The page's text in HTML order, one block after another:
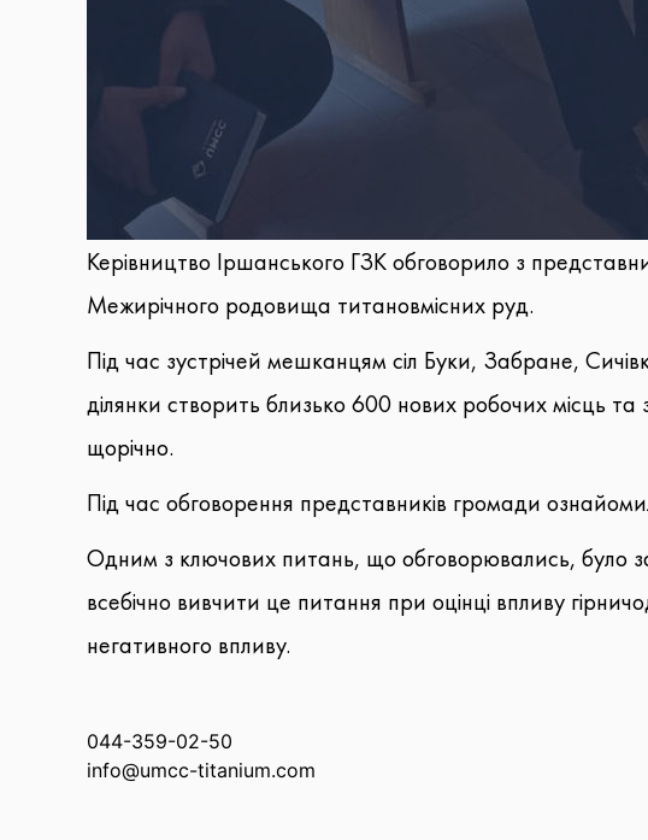
Керівництво Іршанського ГЗК обговорило з
Межирічного родовища титановмісних руд.
Під час зустрічей мешканцям сіл Буки, Забране,
ділянки створить близько 600 нових робочих місць
щорічно.
Під час обговорення представників громади
Одним з ключових питань, що обговорювались, було
всебічно вивчити це питання при оцінці впливу
негативного впливу.
044-359-02-50
info@umcc-titanium.com